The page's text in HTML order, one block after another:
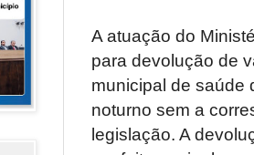
A atuação do
para devolução de
municipal de saúde
noturno sem a
legislação. A